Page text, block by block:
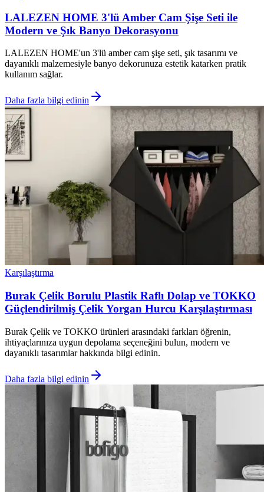
LALEZEN HOME 3'lü Amber Cam Şişe Seti ile
Modern ve Şık Banyo Dekorasyonu
LALEZEN HOME'un 3'lü amber cam şişe seti, şık tasarımı ve
dayanıklı malzemesiyle banyo dekorunuza estetik katarken pratik
kullanım sağlar.
Daha fazla bilgi edinin
Karşılaştırma
Burak Çelik Borulu Plastik Raflı Dolap ve TOKKO
Güçlendirilmiş Çelik Yorgan Hurcu Karşılaştırması
Burak Çelik ve TOKKO ürünleri arasındaki farkları öğrenin,
ihtiyaçlarınıza uygun depolama seçeneğini bulun, modern ve
dayanıklı tasarımlar hakkında bilgi edinin.
Daha fazla bilgi edinin